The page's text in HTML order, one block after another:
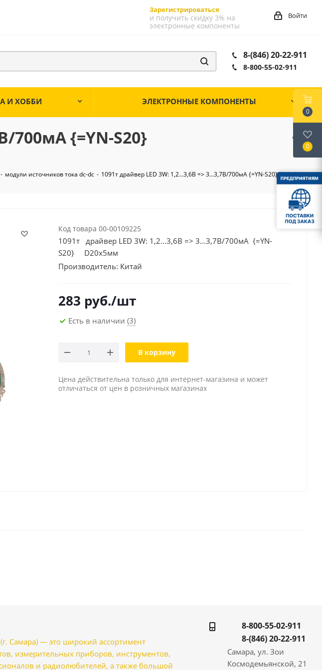
Зарегистрироваться
и получить скидку 3% на
электронные компоненты
Войти
8-(846) 20-22-911
8-800-55-02-911
И ХОББИ ЭЛЕКТРОННЫЕ КОМПОНЕНТЫ
700мА {=YN-S20}
- модули источников тока dc-dc - 1091т драйвер LED 3W: 1,2...3,6В => 3...3,7В/700мА {=YN-S20} D20х5мм
Код товара 00-00109225
1091т драйвер LED 3W: 1,2...3,6В => 3...3,7В/700мА {=YN-
S20} D20х5мм
Производитель: Китай
283 руб./шт
Есть в наличии (3)
В корзину
Цена действительна только для интернет-магазина и может
отличаться от цен в розничных магазинах
Самара) — это широкий ассортимент
измерительных приборов, инструментов,
и радиолюбителей, а также большой
8-800-55-02-911
8-(846) 20-22-911
Самара, ул. Зои
Космодемьянской, 21
0
0